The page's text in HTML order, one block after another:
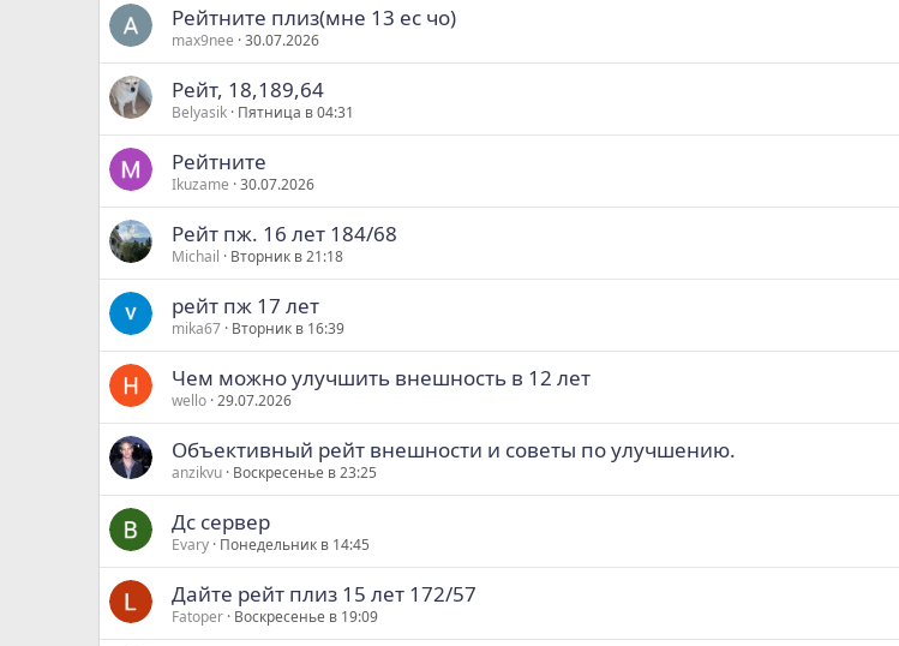
Рейтните плиз(мне 13 ес чо)
max9nee 30.07.2026
Рейт, 18,189,64
Belyasik Пятница в 04:31
Рейтните
Ikuzame 30.07.2026
Рейт пж. 16 лет 184/68
Michail Вторник в 21:18
рейт пж 17 лет
mika67 Вторник в 16:39
Чем можно улучшить внешность в 12 лет
wello 29.07.2026
Объективный рейт внешности и советы по улучшению.
anzikvu Воскресенье в 23:25
Дс сервер
Evary Понедельник в 14:45
Дайте рейт плиз 15 лет 172/57
Fatoper Воскресенье в 19:09